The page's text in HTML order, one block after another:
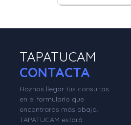
TAPATUCAM
CONTACTA
Haznos llegar tus consultas
en el formulario que
encontrarás más abajo.
TAPATUCAM estará